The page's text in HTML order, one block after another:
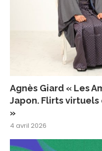
Agnès Giard « Les
Japon. Flirts
»
4 avril 2026